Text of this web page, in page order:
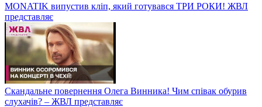
MONATIK випустив кліп, який готувався ТРИ РОКИ! ЖВЛ
представляє
Скандальне повернення Олега Винника! Чим співак обурив
слухачів? – ЖВЛ представляє